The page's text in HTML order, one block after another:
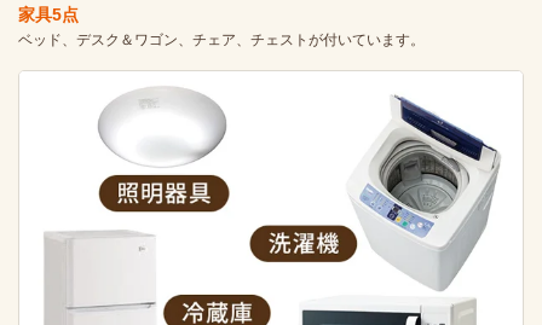
家具5点
ベッド、デスク＆ワゴン、チェア、チェストが付いています。